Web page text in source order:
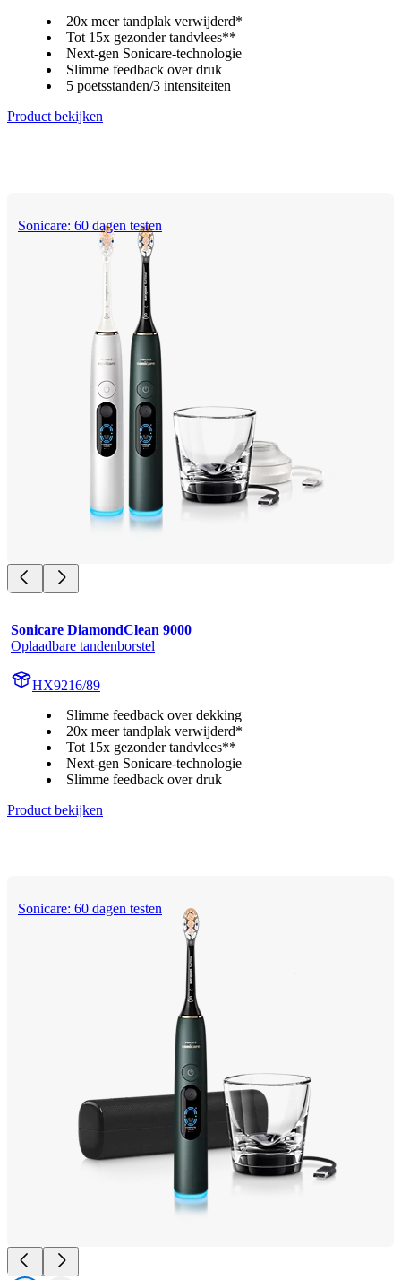
20x meer tandplak verwijderd*
Tot 15x gezonder tandvlees**
Next-gen Sonicare-technologie
Slimme feedback over druk
5 poetsstanden/3 intensiteiten
Product bekijken
Sonicare: 60 dagen testen
Sonicare DiamondClean 9000
Oplaadbare tandenborstel
HX9216/89
Slimme feedback over dekking
20x meer tandplak verwijderd*
Tot 15x gezonder tandvlees**
Next-gen Sonicare-technologie
Slimme feedback over druk
Product bekijken
Sonicare: 60 dagen testen